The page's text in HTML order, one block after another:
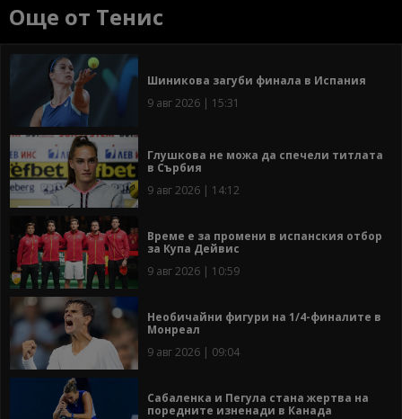
Още от Тенис
Шиникова загуби финала в Испания
9 авг 2026 | 15:31
Глушкова не можа да спечели титлата
в Сърбия
9 авг 2026 | 14:12
Време е за промени в испанския отбор
за Купа Дейвис
9 авг 2026 | 10:59
Необичайни фигури на 1/4-финалите в
Монреал
9 авг 2026 | 09:04
Сабаленка и Пегула стана жертва на
поредните изненади в Канада